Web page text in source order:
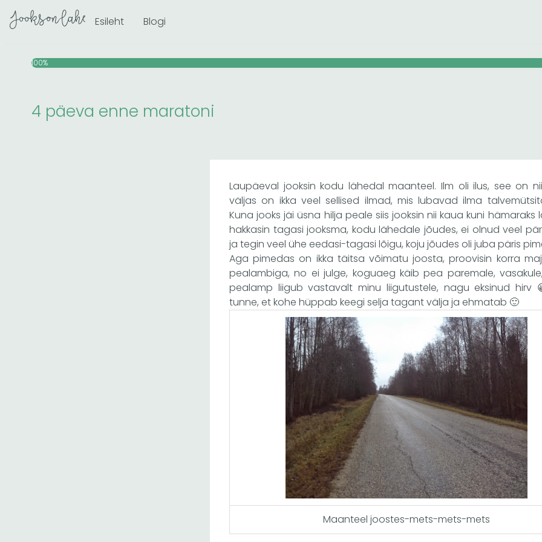
Skip
to
Esileht Blogi
100%
4 päeva enne maratoni
Laupäeval jooksin kodu lähedal maanteel. Ilm oli ilus, see on
väljas on ikka veel sellised ilmad, mis lubavad ilma
Kuna jooks jäi üsna hilja peale siis jooksin nii kaua kuni hämaraks
hakkasin tagasi jooksma, kodu lähedale jõudes, ei olnud veel
ja tegin veel ühe eedasi-tagasi lõigu, koju jõudes oli juba päris
Aga pimedas on ikka täitsa võimatu joosta, proovisin korra
pealambiga, no ei julge, koguaeg käib pea paremale,
pealamp liigub vastavalt minu liigutustele, nagu eksinud hirv
tunne, et kohe hüppab keegi selja tagant välja ja ehmatab 🙂
Maanteel joostes-mets-mets-mets